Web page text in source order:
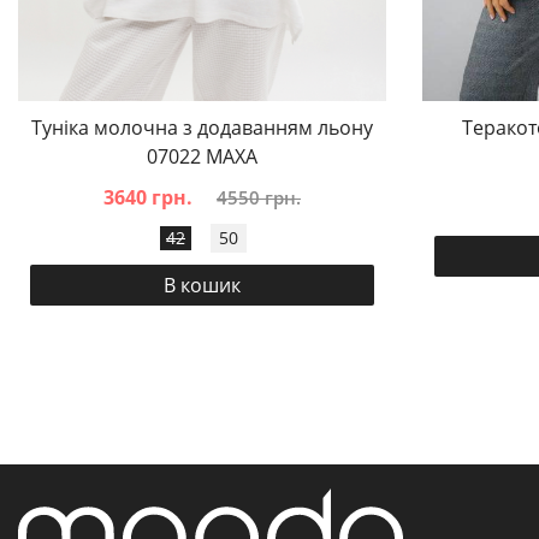
Туніка молочна з додаванням льону
07022 MAXA
3640 грн.
4550 грн.
42 50
В кошик